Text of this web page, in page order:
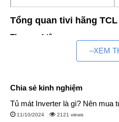
Tổng quan tivi hãng TCL
Thương hiệu
TCL là một tập đoàn điện tử
Hãng nổi tiếng với rất nhiều sản
nồi cơm điện, nồi áp suất, máy
máy lạnh, tivi…
–XEM
Chia sẻ kinh nghiệm
Tủ mát Inverter là gì? Nên mua
11/10/2024 2121 views